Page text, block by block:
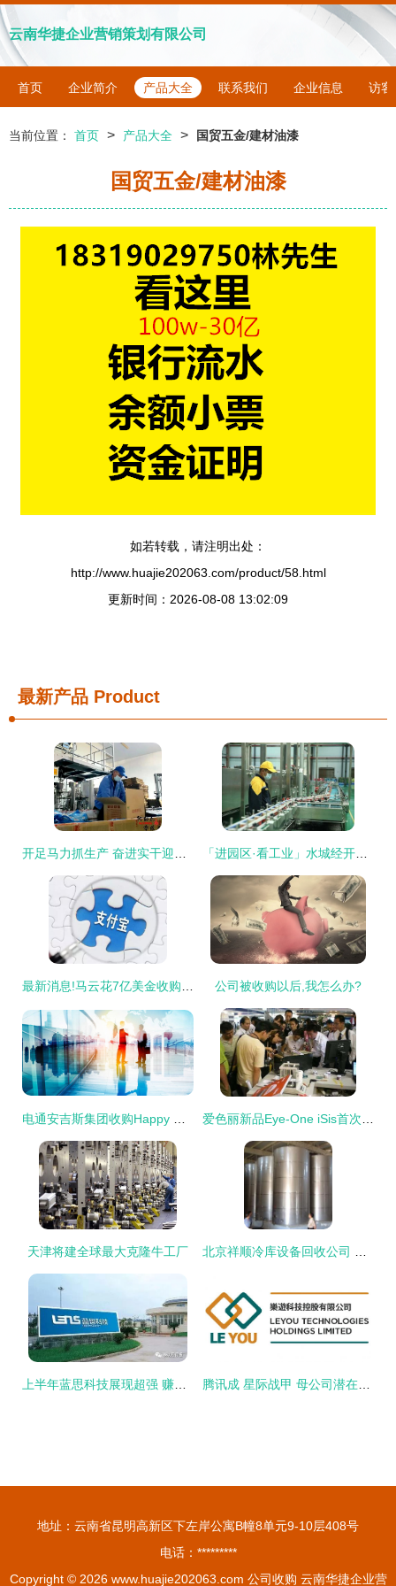
云南华捷企业营销策划有限公司
首页 企业简介 产品大全 联系我们 企业信息 访客
当前位置： 首页 > 产品大全 > 国贸五金/建材油漆
国贸五金/建材油漆
如若转载，请注明出处：
http://www.huajie202063.com/product/58.html
更新时间：2026-08-08 13:02:09
最新产品 Product
公司被收购以后,我怎么办?
天津将建全球最大克隆牛工厂
地址：云南省昆明高新区下左岸公寓B幢8单元9-10层408号
电话：*********
Copyright © 2026 www.huajie202063.com 公司收购 云南华捷企业营